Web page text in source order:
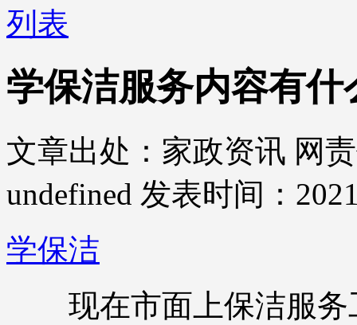
列表
学保洁服务内容有
文章出处：家政资讯 网
undefined 发表时间：
学保洁
现在市面上保洁服务